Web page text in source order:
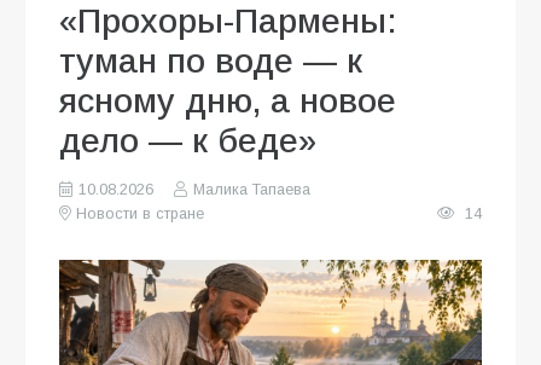
«Прохоры-Пармены:
туман по воде — к
ясному дню, а новое
дело — к беде»
10.08.2026
Малика Тапаева
Новости в стране
14